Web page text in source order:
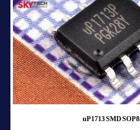
uP1713 SMD SOP8